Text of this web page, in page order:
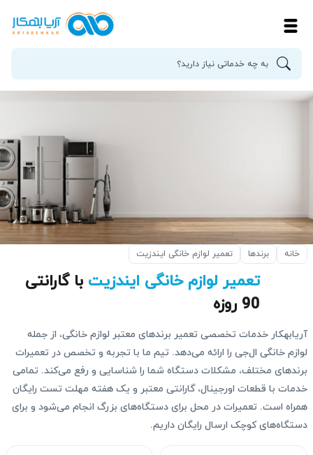
خانه برندها تعمیر لوازم خانگی ایندزیت
تعمیر لوازم خانگی ایندزیت با گارانتی
90 روزه
آریابهکار خدمات تخصصی تعمیر برندهای معتبر لوازم خانگی، از جمله
لوازم خانگی ال‌جی را ارائه می‌دهد. تیم ما با تجربه و تخصص در تعمیرات
برندهای مختلف، مشکلات دستگاه شما را شناسایی و رفع می‌کند. تمامی
خدمات با قطعات اورجینال، گارانتی معتبر و یک هفته مهلت تست رایگان
همراه است. تعمیرات در محل برای دستگاه‌های بزرگ انجام می‌شود و برای
دستگاه‌های کوچک ارسال رایگان داریم.